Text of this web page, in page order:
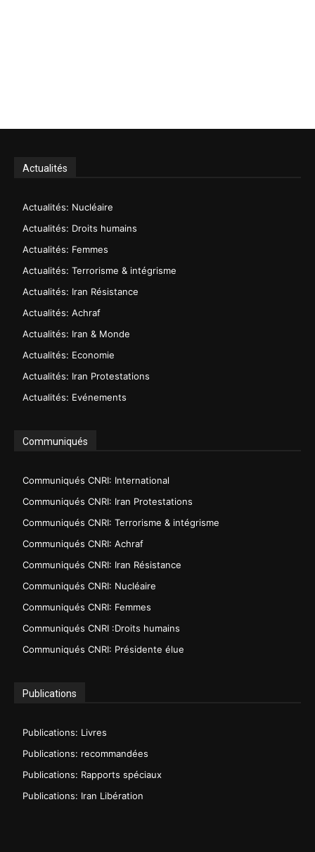
Actualités
Actualités: Nucléaire
Actualités: Droits humains
Actualités: Femmes
Actualités: Terrorisme & intégrisme
Actualités: Iran Résistance
Actualités: Achraf
Actualités: Iran & Monde
Actualités: Economie
Actualités: Iran Protestations
Actualités: Evénements
Communiqués
Communiqués CNRI: International
Communiqués CNRI: Iran Protestations
Communiqués CNRI: Terrorisme & intégrisme
Communiqués CNRI: Achraf
Communiqués CNRI: Iran Résistance
Communiqués CNRI: Nucléaire
Communiqués CNRI: Femmes
Communiqués CNRI :Droits humains
Communiqués CNRI: Présidente élue
Publications
Publications: Livres
Publications: recommandées
Publications: Rapports spéciaux
Publications: Iran Libération